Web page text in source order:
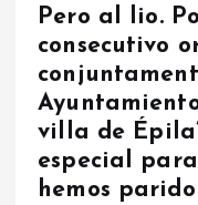
Pero al lio.
consecutivo
villa de
especial
hemos